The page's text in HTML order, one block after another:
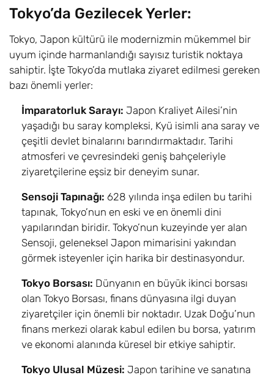
Tokyo’da Gezilecek Yerler:
Tokyo, Japon kültürü ile modernizmin mükemmel bir
uyum içinde harmanlandığı sayısız turistik noktaya
sahiptir. İşte Tokyo’da mutlaka ziyaret edilmesi gereken
bazı önemli yerler:
İmparatorluk Sarayı: Japon Kraliyet Ailesi’nin
yaşadığı bu saray kompleksi, Kyü isimli ana saray ve
çeşitli devlet binalarını barındırmaktadır. Tarihi
atmosferi ve çevresindeki geniş bahçeleriyle
ziyaretçilerine eşsiz bir deneyim sunar.
Sensoji Tapınağı: 628 yılında inşa edilen bu tarihi
tapınak, Tokyo’nun en eski ve en önemli dini
yapılarından biridir. Tokyo’nun kuzeyinde yer alan
Sensoji, geleneksel Japon mimarisini yakından
görmek isteyenler için harika bir destinasyondur.
Tokyo Borsası: Dünyanın en büyük ikinci borsası
olan Tokyo Borsası, finans dünyasına ilgi duyan
ziyaretçiler için önemli bir noktadır. Uzak Doğu’nun
finans merkezi olarak kabul edilen bu borsa, yatırım
ve ekonomi alanında küresel bir etkiye sahiptir.
Tokyo Ulusal Müzesi: Japon tarihine ve sanatına